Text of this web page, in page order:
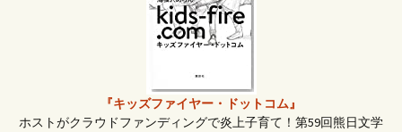
『キッズファイヤー・ドットコム』
ホストがクラウドファンディングで炎上子育て！第59回熊日文学